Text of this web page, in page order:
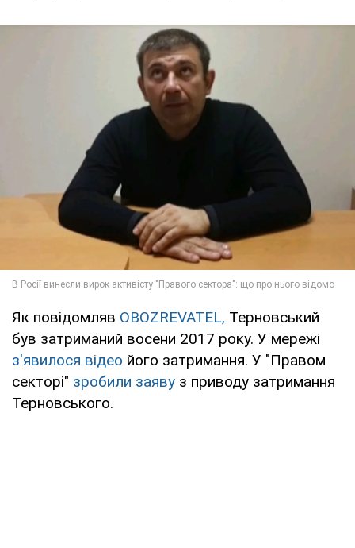
Як повідомляв OBOZREVATEL, Терновський
був затриманий восени 2017 року. У мережі
з'явилося відео його затримання. У "Правом
секторі" зробили заяву з приводу затримання
Терновського.